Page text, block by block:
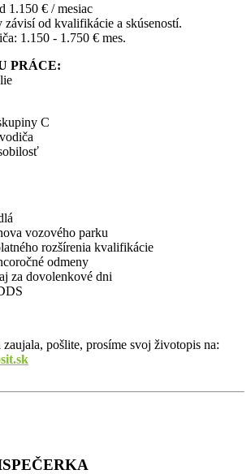
1.150 € / mesiac
závisí od kvalifikácie a skúseností.
1.150 - 1.750 € mes.
PRÁCE:
C
vozového parku
rozšírenia kvalifikácie
odmeny
za dovolenkové dni
pošlite, prosíme svoj životopis na: